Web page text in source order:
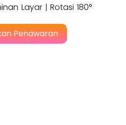
Layar | Rotasi 180°
Penawaran